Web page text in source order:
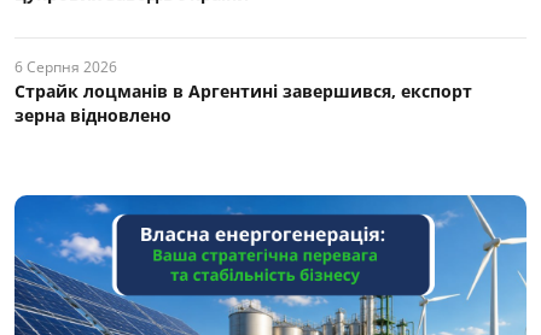
6 Серпня 2026
Страйк лоцманів в Аргентині завершився, експорт
зерна відновлено